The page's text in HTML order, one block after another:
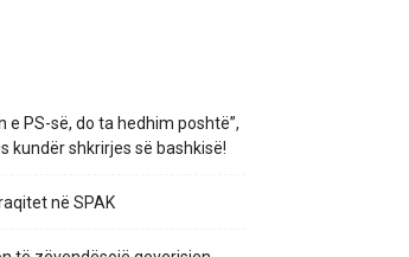
e PS-së, do ta hedhim poshtë”,
kundër shkrirjes së bashkisë!
në SPAK